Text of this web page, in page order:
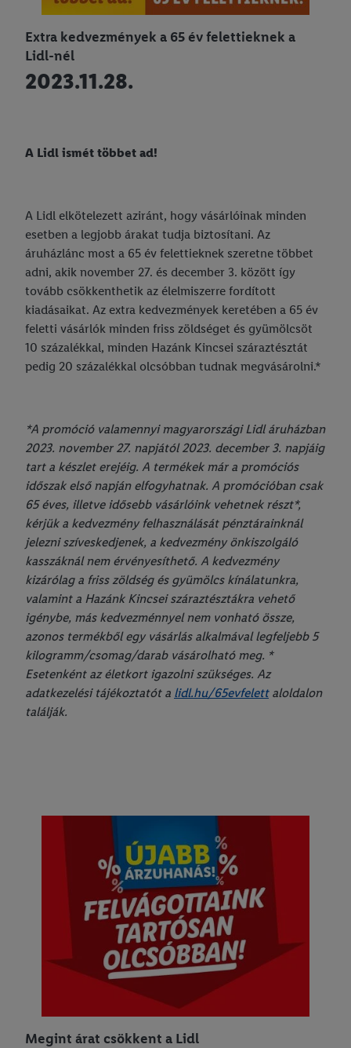
Extra kedvezmények a 65 év felettieknek a
Lidl-nél
2023.11.28.
A Lidl ismét többet ad!
A Lidl elkötelezett aziránt, hogy vásárlóinak minden
esetben a legjobb árakat tudja biztosítani. Az
áruházlánc most a 65 év felettieknek szeretne többet
adni, akik november 27. és december 3. között így
tovább csökkenthetik az élelmiszerre fordított
kiadásaikat. Az extra kedvezmények keretében a 65 év
feletti vásárlók minden friss zöldséget és gyümölcsöt
10 százalékkal, minden Hazánk Kincsei száraztésztát
pedig 20 százalékkal olcsóbban tudnak megvásárolni.*
*A promóció valamennyi magyarországi Lidl áruházban
2023. november 27. napjától 2023. december 3. napjáig
tart a készlet erejéig. A termékek már a promóciós
időszak első napján elfogyhatnak. A promócióban csak
65 éves, illetve idősebb vásárlóink vehetnek részt*,
kérjük a kedvezmény felhasználását pénztárainknál
jelezni szíveskedjenek, a kedvezmény önkiszolgáló
kasszáknál nem érvényesíthető. A kedvezmény
kizárólag a friss zöldség és gyümölcs kínálatunkra,
valamint a Hazánk Kincsei száraztésztákra vehető
igénybe, más kedvezménnyel nem vonható össze,
azonos termékből egy vásárlás alkalmával legfeljebb 5
kilogramm/csomag/darab vásárolható meg. *
Esetenként az életkort igazolni szükséges. Az
adatkezelési tájékoztatót a lidl.hu/65evfelettaloldalon
találják.
Megint árat csökkent a Lidl